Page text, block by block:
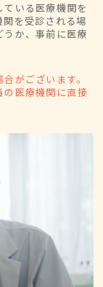
いる医療機関を
を受診される場
か、事前に医療
がございます。
医療機関に直接